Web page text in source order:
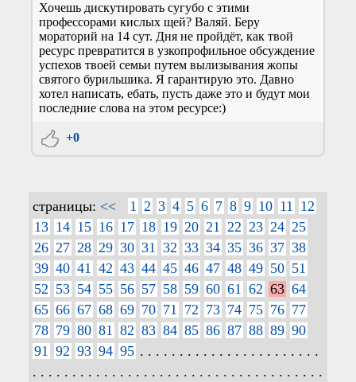
Хочешь дискутировать сугубо с этими
профессорами кислых щей? Валяй. Беру
мораторий на 14 сут. Дня не пройдёт, как твой
ресурс превратится в узкопрофильное обсуждение
успехов твоей семьи путем вылизывания жопы
святого бурильшика. Я гарантирую это. Давно
хотел написать, ебать, пусть даже это и будут мои
последние слова на этом ресурсе:)
+0
страницы: << 1 2 3 4 5 6 7 8 9 10 11
12
13 14 15 16 17 18 19 20 21 22 23 24 25
26 27 28 29 30 31 32 33 34 35 36 37 38
39 40 41 42 43 44 45 46 47 48 49 50 51
52 53 54 55 56 57 58 59 60 61 62 63 64
65 66 67 68 69 70 71 72 73 74 75 76 77
78 79 80 81 82 83 84 85 86 87 88 89 90
91 92 93 94 95 . . . . . . . . . . . . . . . . . . . . . . .
. . . . . . . . . . . . . . . . . . . . . . . . . . . . . . . . . . . . .